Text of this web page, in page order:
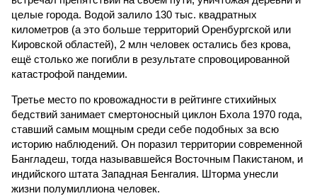
целые города. Водой залило 130 тыс. квадратных
километров (а это больше территорий Оренбургской или
Кировской областей), 2 млн человек остались без крова,
ещё столько же погибли в результате спровоцированной
катастрофой пандемии.
Третье место по кровожадности в рейтинге стихийных
бедствий занимает смертоносный циклон Бхола 1970 года,
ставший самым мощным среди себе подобных за всю
историю наблюдений. Он поразил территории современной
Бангладеш, тогда называвшейся Восточным Пакистаном, и
индийского штата Западная Бенгалия. Шторма унесли
жизни полумиллиона человек.